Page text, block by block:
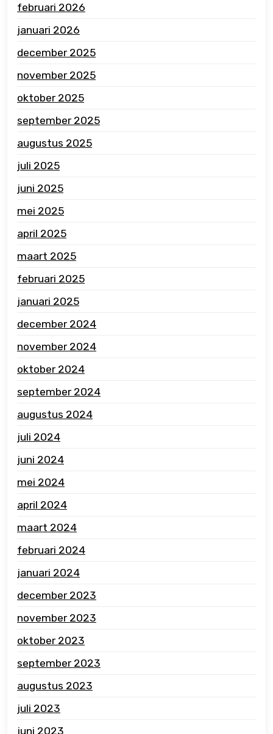
februari 2026
januari 2026
december 2025
november 2025
oktober 2025
september 2025
augustus 2025
juli 2025
juni 2025
mei 2025
april 2025
maart 2025
februari 2025
januari 2025
december 2024
november 2024
oktober 2024
september 2024
augustus 2024
juli 2024
juni 2024
mei 2024
april 2024
maart 2024
februari 2024
januari 2024
december 2023
november 2023
oktober 2023
september 2023
augustus 2023
juli 2023
juni 2023